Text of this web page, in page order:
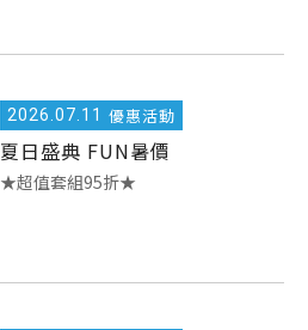
2026. 07.11 優惠活動
夏日盛典 FUN暑價
★超值套組95折★